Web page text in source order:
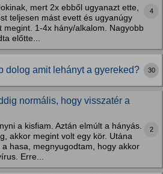
mert 2x ebből ugyanazt ette,
teljesen mást evett és ugyanúgy
megint. 1-4x hány/alkalom. Nagyobb
előtte...
4
dolog amit lehányt a gyereked? 30
normális, hogy visszatér a
a kisfiam. Aztán elmúlt a hányás.
akkor megint volt egy kör. Utána
hasa, megnyugodtam, hogy akkor
Erre...
2